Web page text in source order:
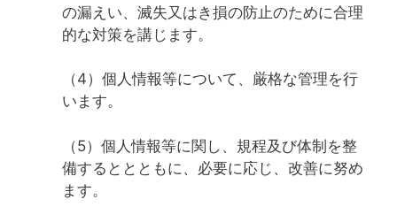
の漏えい、滅失又はき損の防止のために合理
的な対策を講じます。
（4）個人情報等について、厳格な管理を行
います。
（5）個人情報等に関し、規程及び体制を整
備するととともに、必要に応じ、改善に努め
ます。